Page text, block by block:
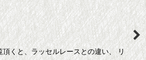
くと、ラッセルレースとの違い、 リ